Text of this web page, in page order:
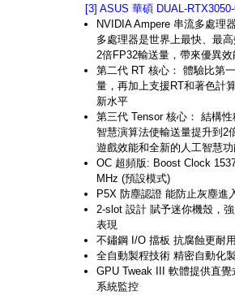
[3] ASUS 華碩 DUAL-
NVIDIA Ampere 串流多處理
多處理器是世界上最快、最
2倍FP32輸送量，帶來優異效
第二代 RT 核心： 體驗比第
量，再加上支援RT和著色計
新水平
第三代 Tensor 核心： 結構
智慧演算法使輸送量提升到2
遊戲效能和全新的人工智慧
OC 超頻版: Boost Clock
MHz (預設模式)
P5X 防塵認證 能防止灰塵進
2-slot 設計 賦予迷你機殼，
表現
不鏽鋼 I/O 擋板 抗腐蝕更耐用
全自動製程技術 精密自動化
GPU Tweak III 軟體提供直
系統監控